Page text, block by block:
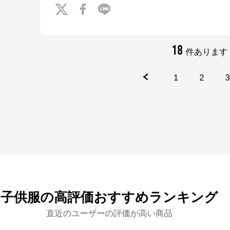
18 件あります
1 2 3
子供服の高評価おすすめランキング
直近のユーザーの評価が高い商品